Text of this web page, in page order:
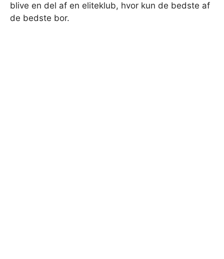
blive en del af en eliteklub, hvor kun de bedste af
de bedste bor.